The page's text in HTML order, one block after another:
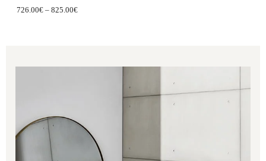
726.00€ – 825.00€
726.00€